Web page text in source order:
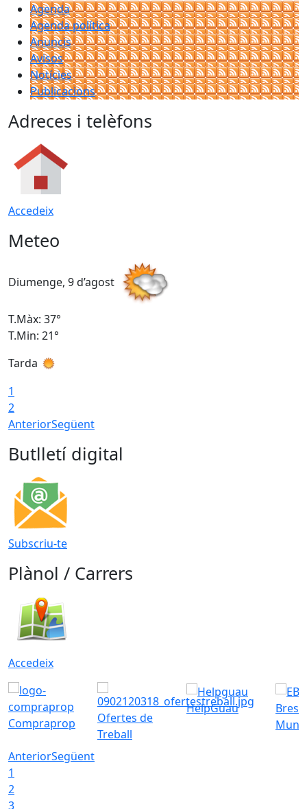
Agenda
Agenda política
Anuncis
Avisos
Notícies
Publicacions
Adreces i telèfons
Accedeix
Meteo
Diumenge, 9 d’agost
T.Màx: 37°
T.Min: 21°
Tarda
1
2
AnteriorSegüent
Butlletí digital
Subscriu-te
Plànol / Carrers
Accedeix
Compraprop
Ofertes de
Treball
HelpGuau
AnteriorSegüent
1
2
3